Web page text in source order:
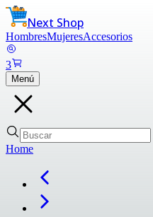
Next Shop
HombresMujeresAccesorios
3
Menú
Home